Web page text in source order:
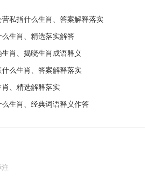
私指什么生肖、答案解释落实
生肖、精选落实解答
肖、揭晓生肖成语释义
么生肖、答案解释落实
、精选解释落实
生肖、经典词语释义作答
注